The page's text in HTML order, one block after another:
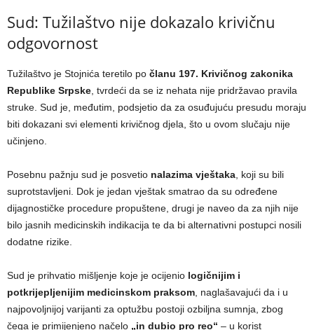
Sud: Tužilaštvo nije dokazalo krivičnu
odgovornost
Tužilaštvo je Stojnića teretilo po članu 197. Krivičnog zakonika
Republike Srpske , tvrdeći da se iz nehata nije pridržavao pravila
struke. Sud je, međutim, podsjetio da za osuđujuću presudu moraju
biti dokazani svi elementi krivičnog djela, što u ovom slučaju nije
učinjeno.
Posebnu pažnju sud je posvetio nalazima vještaka , koji su bili
suprotstavljeni. Dok je jedan vještak smatrao da su određene
dijagnostičke procedure propuštene, drugi je naveo da za njih nije
bilo jasnih medicinskih indikacija te da bi alternativni postupci nosili
dodatne rizike.
Sud je prihvatio mišljenje koje je ocijenio logičnijim i
potkrijepljenijim medicinskom praksom , naglašavajući da i u
najpovoljnijoj varijanti za optužbu postoji ozbiljna sumnja, zbog
čega je primijenjeno načelo „in dubio pro reo“ – u korist